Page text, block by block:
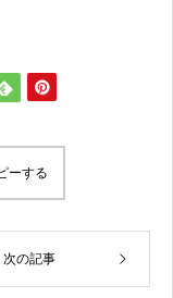
ーする
次の記事